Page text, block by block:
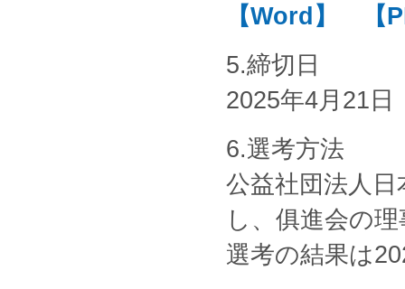
【Word】
【
5.締切日
2025年4月21日
6.選考方法
公益社団法人
し、俱進会の
選考の結果は